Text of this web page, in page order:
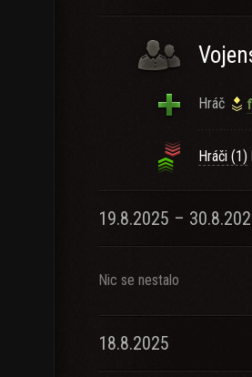
Hráč
Hráči (1)
19.8.2025 –
Nic se nestalo
18.8.2025